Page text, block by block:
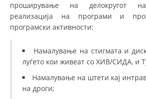
ИСТОРИЈАТ НА ЦКРМ
ИСТОРИЈАТ НА
СТРУКТУРА И ОРГАНИЗАЦИОНА
ОРГАНИЗАЦИЈА
КОНТАКТ ИНФОРМАЦИИ
проширување на делокругот
реализација на програми и
програмски активности:
Намалување на стигмата и
луѓето кои живеат со ХИВ/СИДА, и
Намалување на штети кај
на дроги;